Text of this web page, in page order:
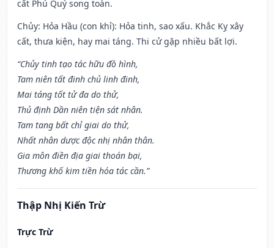
cất Phú Quý song toàn.
Chủy: Hỏa Hầu (con khỉ): Hỏa tinh, sao xấu. Khắc Kỵ xây
cất, thưa kiện, hay mai táng. Thi cử gặp nhiều bất lợi.
“Chủy tinh tạo tác hữu đồ hình,
Tam niên tất đinh chủ linh đinh,
Mai táng tốt tử đa do thử,
Thủ định Dần niên tiện sát nhân.
Tam tang bất chỉ giai do thử,
Nhất nhân dược độc nhị nhân thân.
Gia môn điền địa giai thoán bại,
Thương khố kim tiền hóa tác cần.”
Thập Nhị Kiến Trừ
Trực Trừ